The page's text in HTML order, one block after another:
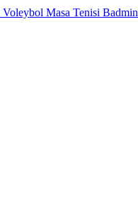
Voleybol Masa Tenisi